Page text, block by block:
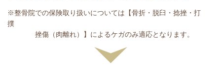
※整骨院での保険取り扱いについては【骨折・脱臼・捻挫・打
撲
挫傷（肉離れ）】によるケガのみ適応となります。